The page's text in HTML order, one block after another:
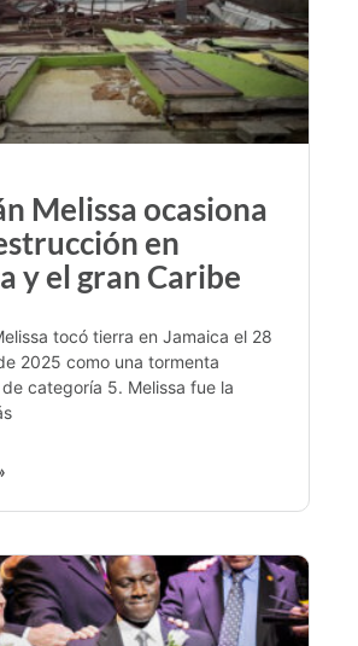
Melissa ocasiona
en
y el gran Caribe
tocó tierra en Jamaica el 28
2025 como una tormenta
categoría 5. Melissa fue la